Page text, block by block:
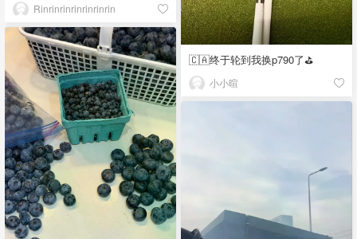
Rinrinrinrinrinrinrin
🇨🇦终于轮到我换p790了⛳️
小小暄